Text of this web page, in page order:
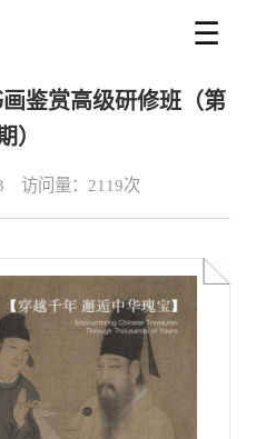
☰
鉴赏高级研修班（第
）
访问量：2119次